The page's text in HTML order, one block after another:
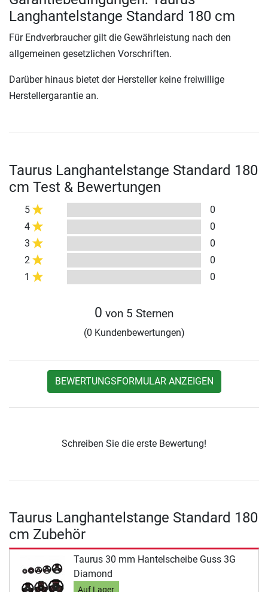
Langhantelstange Standard 180 cm
Für Endverbraucher gilt die Gewährleistung nach den
allgemeinen gesetzlichen Vorschriften.
Darüber hinaus bietet der Hersteller keine freiwillige
Herstellergarantie an.
Taurus Langhantelstange Standard 180
cm Test & Bewertungen
5
0
4
0
3
0
2
0
1
0
0 von 5 Sternen
(0 Kundenbewertungen)
BEWERTUNGSFORMULAR ANZEIGEN
Schreiben Sie die erste Bewertung!
Taurus Langhantelstange Standard 180
cm Zubehör
Taurus 30 mm Hantelscheibe Guss 3G
Diamond
Auf Lager